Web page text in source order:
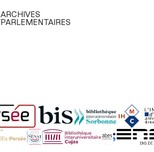
ARCHIVES
PARLEMENTAIRES